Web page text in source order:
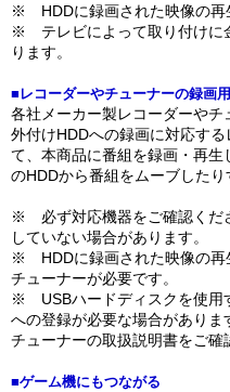
※ HDDに録画された映像の再
※ テレビによって取り付けに
ります。
■レコーダーやチューナーの録画
各社メーカー製レコーダーやチ
外付けHDDへの録画に対応す
て、本商品に番組を録画・再
のHDDから番組をムーブしたり
※ 必ず対応機器をご確認くだ
していない場合があります。
※ HDDに録画された映像の再
チューナーが必要です。
※ USBハードディスクを使用
への登録が必要な場合があり
チューナーの取扱説明書をご確
■ゲーム機にもつながる